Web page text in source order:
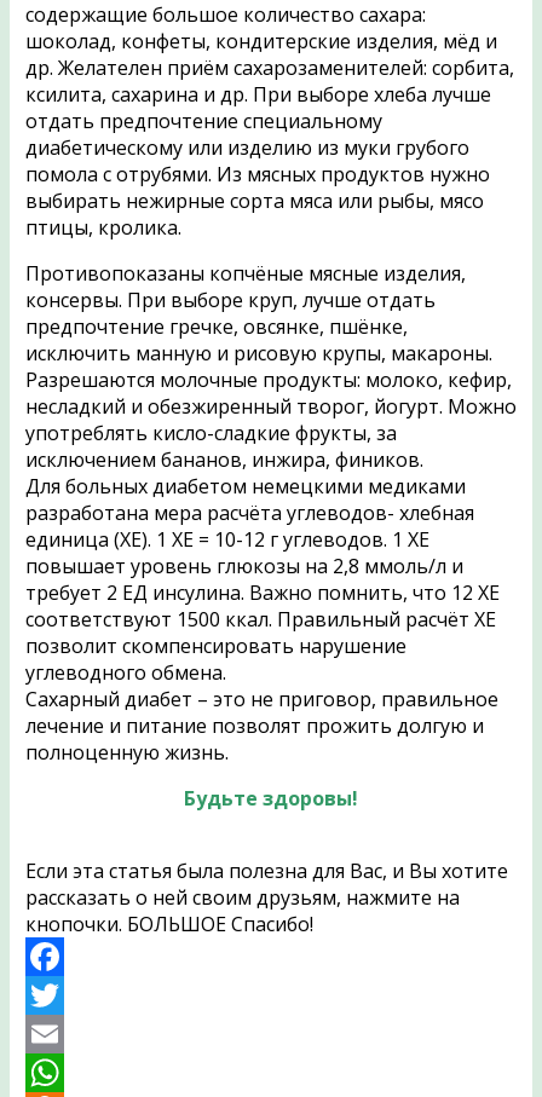
содержащие большое количество сахара:
шоколад, конфеты, кондитерские изделия, мёд и
др. Желателен приём сахарозаменителей: сорбита,
ксилита, сахарина и др. При выборе хлеба лучше
отдать предпочтение специальному
диабетическому или изделию из муки грубого
помола с отрубями. Из мясных продуктов нужно
выбирать нежирные сорта мяса или рыбы, мясо
птицы, кролика.
Противопоказаны копчёные мясные изделия,
консервы. При выборе круп, лучше отдать
предпочтение гречке, овсянке, пшёнке,
исключить манную и рисовую крупы, макароны.
Разрешаются молочные продукты: молоко, кефир,
несладкий и обезжиренный творог, йогурт. Можно
употреблять кисло-сладкие фрукты, за
исключением бананов, инжира, фиников.
Для больных диабетом немецкими медиками
разработана мера расчёта углеводов- хлебная
единица (ХЕ). 1 ХЕ = 10-12 г углеводов. 1 ХЕ
повышает уровень глюкозы на 2,8 ммоль/л и
требует 2 ЕД инсулина. Важно помнить, что 12 ХЕ
соответствуют 1500 ккал. Правильный расчёт ХЕ
позволит скомпенсировать нарушение
углеводного обмена.
Сахарный диабет – это не приговор, правильное
лечение и питание позволят прожить долгую и
полноценную жизнь.
Будьте здоровы!
Если эта статья была полезна для Вас, и Вы хотите
рассказать о ней своим друзьям, нажмите на
кнопочки. БОЛЬШОЕ Спасибо!
Facebook
Twitter
Email